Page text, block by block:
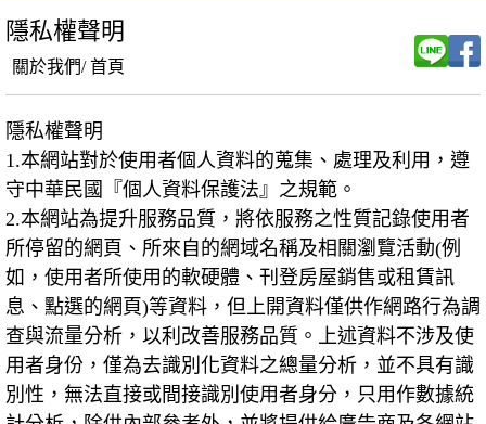
隱私權聲明
關於我們/首頁
隱私權聲明
1.本網站對於使用者個人資料的蒐集、處理及利用，遵
守中華民國『個人資料保護法』之規範。
2.本網站為提升服務品質，將依服務之性質記錄使用者
所停留的網頁、所來自的網域名稱及相關瀏覽活動(例
如，使用者所使用的軟硬體、刊登房屋銷售或租賃訊
息、點選的網頁)等資料，但上開資料僅供作網路行為調
查與流量分析，以利改善服務品質。上述資料不涉及使
用者身份，僅為去識別化資料之總量分析，並不具有識
別性，無法直接或間接識別使用者身分，只用作數據統